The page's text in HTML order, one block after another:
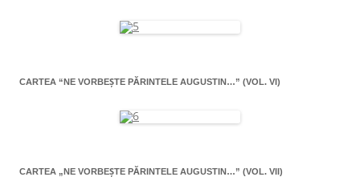
CARTEA “NE VORBEŞTE PĂRINTELE AUGUSTIN…” (VOL. VI)
CARTEA „NE VORBEŞTE PĂRINTELE AUGUSTIN…” (VOL. VII)